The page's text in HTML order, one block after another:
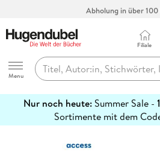
Abholung in über 100
Hugendubel
Menu
Filiale
Nur noch heute: Summer Sale -
Sortimente mit dem
erfahren